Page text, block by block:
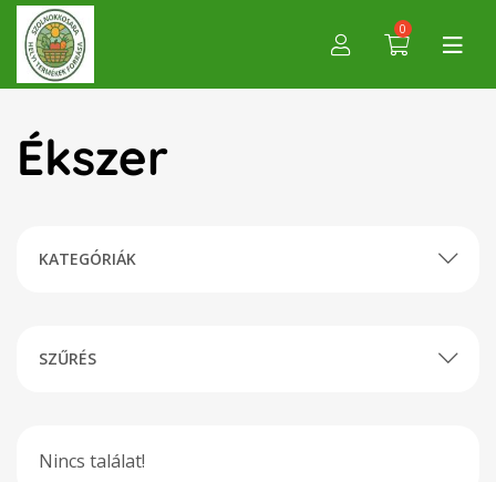
0
Ékszer
KATEGÓRIÁK
SZŰRÉS
Nincs találat!